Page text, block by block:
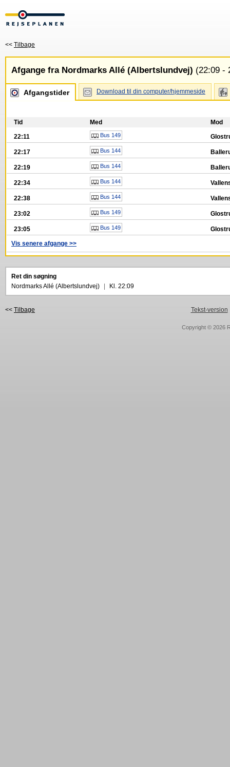
<< Tilbage
Afgange fra Nordmarks Allé (Albertslundvej) (22:09 -
Afgangstider Download til din computer/hjemmeside
Tid Med
Mod
22:11
Bus 149
22:17 Bus 144
22:19 Bus 144
22:34 Bus 144
22:38 Bus 144
23:02 Bus 149
23:05 Bus 149
Vis senere afgange >>
Ret din søgning
Nordmarks Allé (Albertslundvej)
Kl. 22:09
<< Tilbage Tekst-version
Copyright © 2026